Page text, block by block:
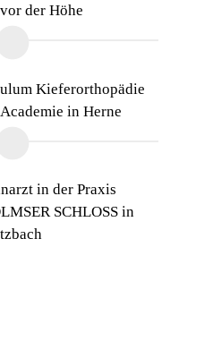
der Höhe
Kieferorthopädie
in Herne
in der Praxis
SCHLOSS in